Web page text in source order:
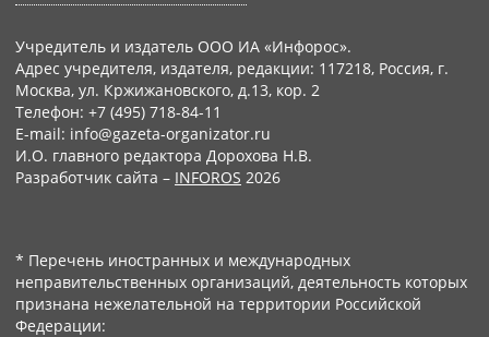
Учредитель и издатель ООО ИА «Инфорос».
Адрес учредителя, издателя, редакции: 117218, Россия, г.
Москва, ул. Кржижановского, д.13, кор. 2
Телефон: +7 (495) 718-84-11
E-mail: info@gazeta-organizator.ru
И.О. главного редактора Дорохова Н.В.
Разработчик сайта – INFOROS 2026
* Перечень иностранных и международных
неправительственных организаций, деятельность которых
признана нежелательной на территории Российской
Федерации: